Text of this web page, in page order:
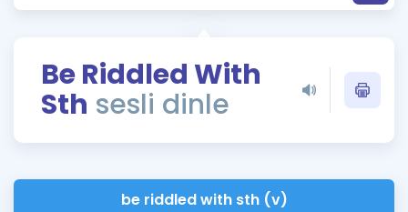
ÖSYM Sınav Takvimi
Kampanyalar
İngilizce Gramer
Be Riddled With
Sth sesli dinle
be riddled with sth (v)